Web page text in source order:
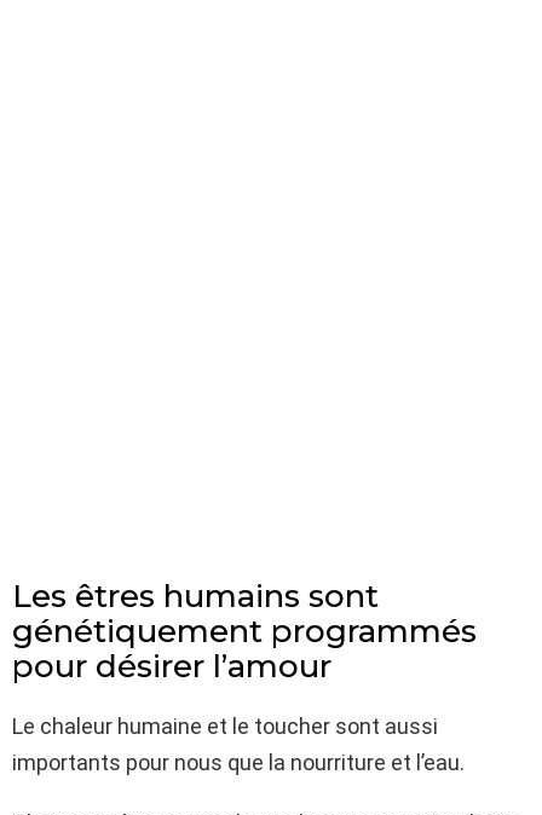
Les êtres humains sont
génétiquement programmés
pour désirer l’amour
Le chaleur humaine et le toucher sont aussi
importants pour nous que la nourriture et l’eau.